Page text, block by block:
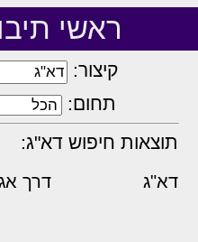
ראשי
קיצור:
תחום:
תוצאות חיפוש דא"ג:
דא"ג דרך